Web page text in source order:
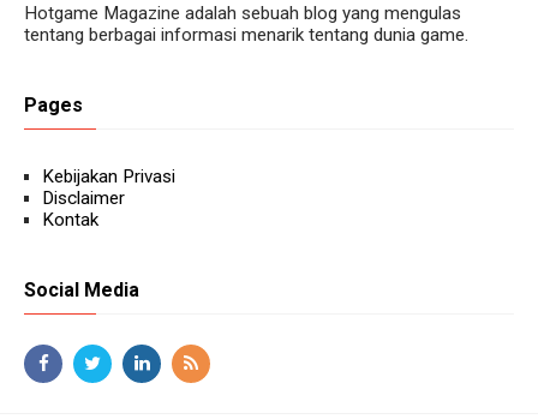
Hotgame Magazine adalah sebuah blog yang mengulas
tentang berbagai informasi menarik tentang dunia game.
Pages
Kebijakan Privasi
Disclaimer
Kontak
Social Media